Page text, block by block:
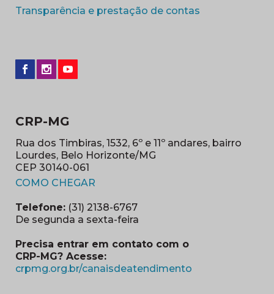
Transparência e prestação de contas
CRP-MG
Rua dos Timbiras, 1532, 6º e 11º andares, bairro
Lourdes, Belo Horizonte/MG
CEP 30140-061
COMO CHEGAR
Telefone: (31) 2138-6767
De segunda a sexta-feira
Precisa entrar em contato com o
CRP-MG? Acesse:
crpmg.org.br/canaisdeatendimento